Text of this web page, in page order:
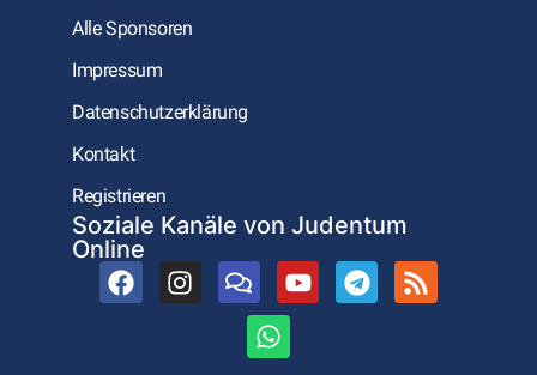
Alle Sponsoren
Impressum
Datenschutzerklärung
Kontakt
Registrieren
Soziale Kanäle von Judentum
Online